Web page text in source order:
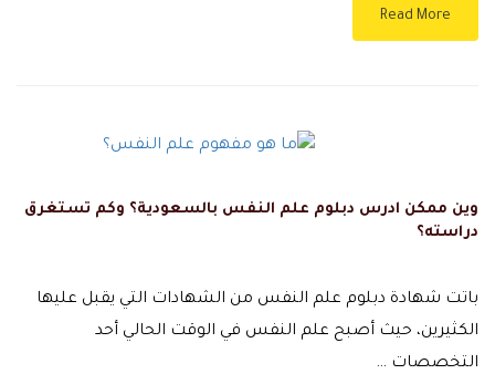
Read More
وين ممكن ادرس دبلوم علم النفس بالسعودية؟ وكم تستغرق
دراسته؟
باتت شهادة دبلوم علم النفس من الشهادات التي يقبل عليها
الكثيرين، حيث أصبح علم النفس في الوقت الحالي أحد
التخصصات …